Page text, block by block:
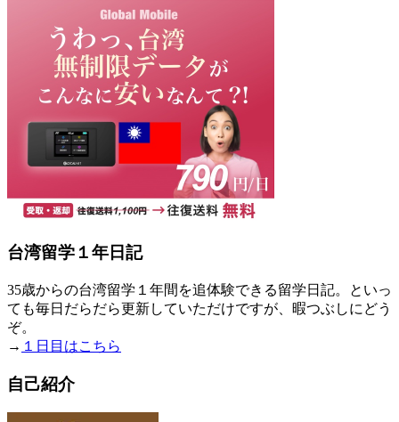
台湾留学１年日記
35歳からの台湾留学１年間を追体験できる留学日記。といっ
ても毎日だらだら更新していただけですが、暇つぶしにどう
ぞ。
→ １日目はこちら
自己紹介